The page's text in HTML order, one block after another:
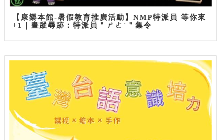
【康樂本館-暑假教育推廣活動】NMP特派員 等你來
+1｜畫蹤尋跡：特派員＂ㄕㄜˋ＂集令